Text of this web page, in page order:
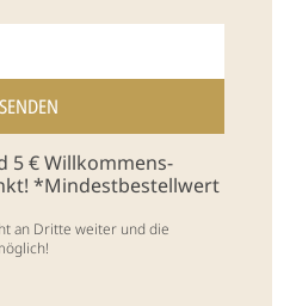
5 € Willkommens-
*Mindestbestellwert
an Dritte weiter und die